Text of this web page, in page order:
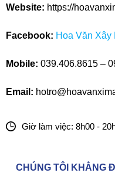
Website: https://
Facebook: Hoa Văn Xây
Mobile: 039.406.8615 –
Email:
Giờ làm việc: 8h00 -
CHÚNG TÔI KHẲNG